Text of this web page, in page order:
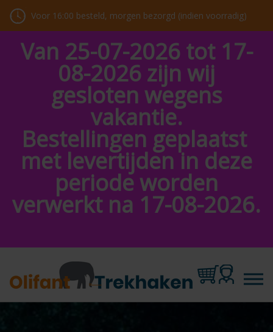
Voor 16:00 besteld, morgen bezorgd (indien voorradig)
Van 25-07-2026 tot 17-
08-2026 zijn wij
gesloten wegens
vakantie.
Bestellingen geplaatst
met levertijden in deze
periode worden
verwerkt na 17-08-2026.